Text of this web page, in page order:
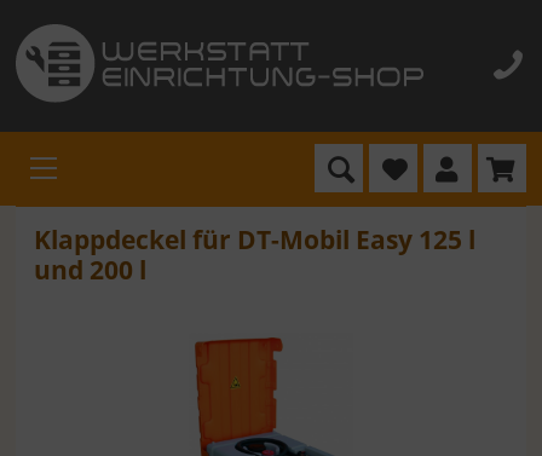
Klappdeckel für DT-Mobil Easy 125 l
und 200 l